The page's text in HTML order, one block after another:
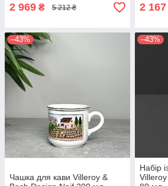
2 969 ₴ 5 212 ₴ 2 167
–43%
Чашка для кави Villeroy &
–43%
Набір